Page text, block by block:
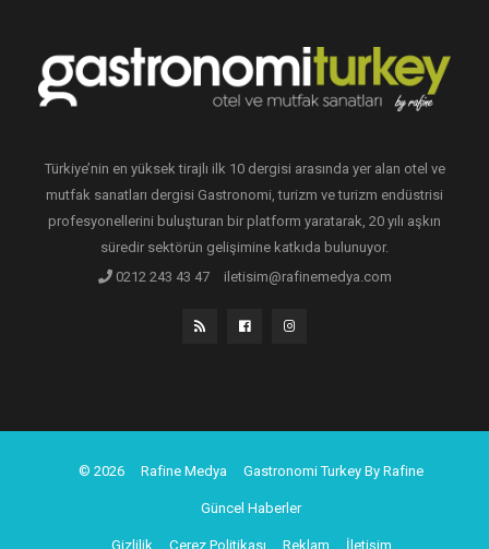
Türkiye’nin en yüksek tirajlı ilk 10 dergisi arasında yer alan otel ve
mutfak sanatları dergisi Gastronomi, turizm ve turizm endüstrisi
profesyonellerini buluşturan bir platform yaratarak, 20 yılı aşkın
süredir sektörün gelişimine katkıda bulunuyor.
0212 243 43 47
iletisim@rafinemedya.com
© 2026 Rafine Medya Gastronomi Turkey By Rafine
Güncel Haberler
Gizlilik Çerez Politikası Reklam İletişim